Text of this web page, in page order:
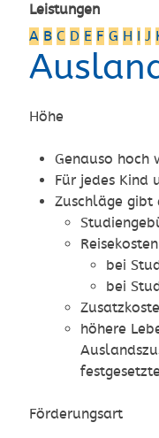
Leistungen
A B C D E F G H I J
Höhe
Genauso hoch
Für jedes Kind
Zuschläge gibt
Reisekosten
bei
bei
höhere
Förderungsart